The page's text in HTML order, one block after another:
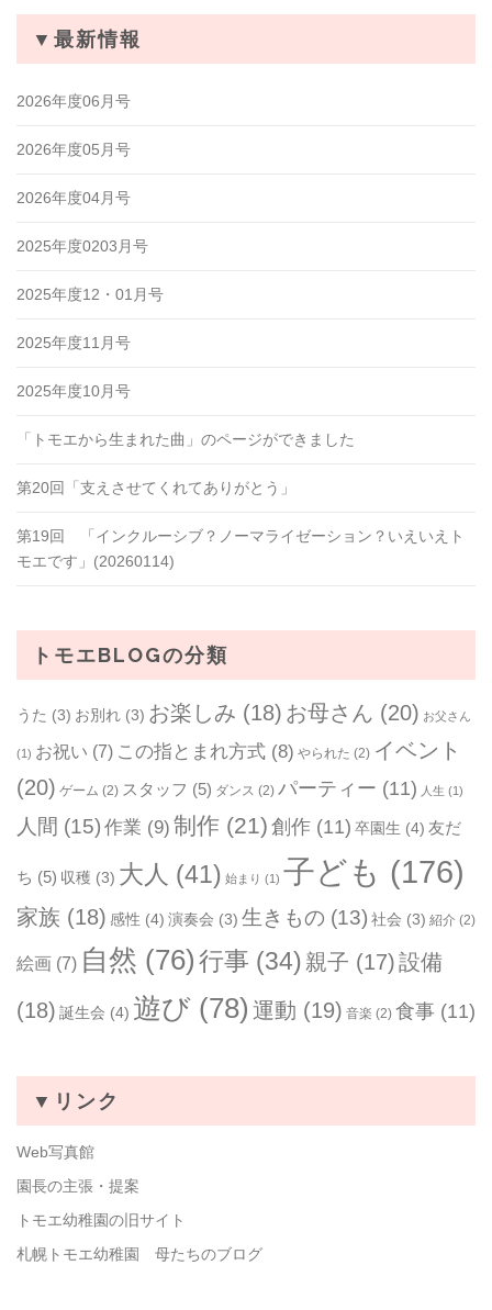
▼最新情報
2026年度06月号
2026年度05月号
2026年度04月号
2025年度0203月号
2025年度12・01月号
2025年度11月号
2025年度10月号
「トモエから生まれた曲」のページができました
第20回「支えさせてくれてありがとう」
第19回 「インクルーシブ？ノーマライゼーション？いえいえト
モエです」(20260114)
トモエBLOGの分類
うた (3) お別れ (3) お楽しみ (18) お母さん (20) お父さん
(1) お祝い (7) この指とまれ方式 (8) やられた (2) イベント
(20) ゲーム (2) スタッフ (5) ダンス (2) パーティー (11) 人生 (1)
人間 (15) 作業 (9) 制作 (21) 創作 (11) 卒園生 (4) 友だ
ち (5) 収穫 (3) 大人 (41) 始まり (1) 子ども (176)
家族 (18) 感性 (4) 演奏会 (3) 生きもの (13) 社会 (3) 紹介 (2)
絵画 (7) 自然 (76) 行事 (34) 親子 (17)設備
(18) 誕生会 (4) 遊び (78) 運動 (19) 音楽 (2) 食事 (11)
▼リンク
Web写真館
園長の主張・提案
トモエ幼稚園の旧サイト
札幌トモエ幼稚園 母たちのブログ